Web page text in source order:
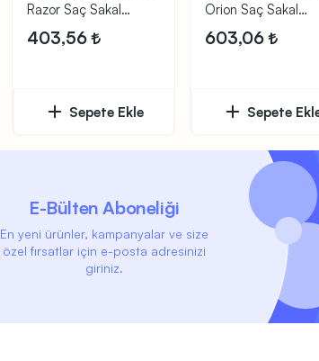
Razor Saç Sakal
Şekillendirici
403,56
Sepete Ekle
Orion Saç Sakal
Şekillendirici
603,06
Sepete
E-Bülten Aboneliği
En yeni ürünler, kampanyalar ve size
özel fırsatlar için e-posta adresinizi
giriniz.